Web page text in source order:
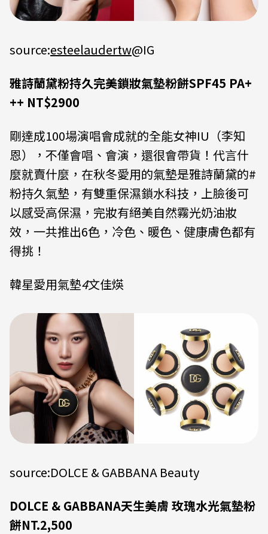
source:esteelaudertw@IG
雅詩蘭黛粉持久完美鎖妝氣墊粉餅SPF45 PA+
++ NT$2900
剛達成100場演唱會成就的全能女神IU （李知
恩）
，不僅會唱、會演，還很會帶貨！代言什
麼就賣什麼，在秋冬愛用的氣墊是雅詩蘭黛的#
粉持久氣墊 ，有雙重保濕鎖水科技，上臉後可
以感受高保濕，完妝有絕美自然霧光奶油妝
效，一共推出6色，冷色、暖色、健康膚色都有
得挑！
韓星愛用氣墊4文佳煐
source:DOLCE & GABBANA Beauty
DOLCE & GABBANA天生美膚 玫瑰水光氣墊粉
餅NT.2,500